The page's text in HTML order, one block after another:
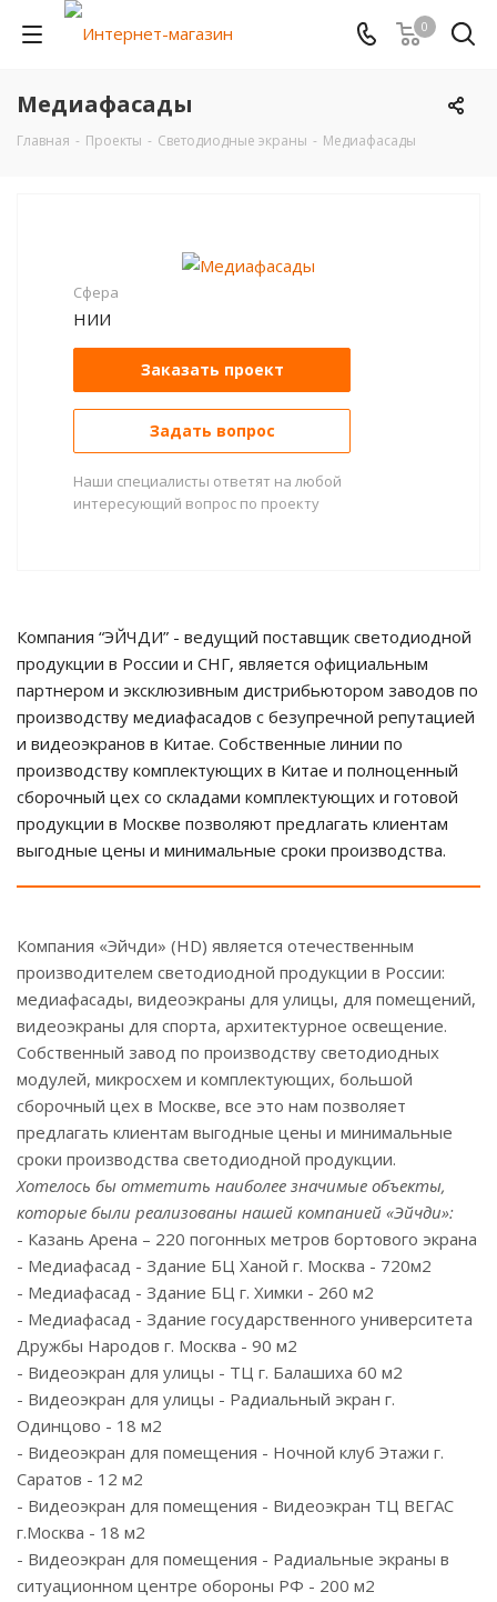
0
Медиафасады
Главная - Проекты - Светодиодные экраны - Медиафасады
Сфера
НИИ
Заказать проект
Задать вопрос
Наши специалисты ответят на любой
интересующий вопрос по проекту
Компания “ЭЙЧДИ” - ведущий поставщик светодиодной
продукции в России и СНГ, является официальным
партнером и эксклюзивным дистрибьютором заводов по
производству медиафасадов с безупречной репутацией
и видеоэкранов в Китае. Собственные линии по
производству комплектующих в Китае и полноценный
сборочный цех со складами комплектующих и готовой
продукции в Москве позволяют предлагать клиентам
выгодные цены и минимальные сроки производства.
Компания «Эйчди» (НD) является отечественным
производителем светодиодной продукции в России:
медиафасады, видеоэкраны для улицы, для помещений,
видеоэкраны для спорта, архитектурное освещение.
Собственный завод по производству светодиодных
модулей, микросхем и комплектующих, большой
сборочный цех в Москве, все это нам позволяет
предлагать клиентам выгодные цены и минимальные
сроки производства светодиодной продукции.
Хотелось бы отметить наиболее значимые объекты,
которые были реализованы нашей компанией «Эйчди»:
- Казань Арена – 220 погонных метров бортового экрана
- Медиафасад - Здание БЦ Ханой г. Москва - 720м2
- Медиафасад - Здание БЦ г. Химки - 260 м2
- Медиафасад - Здание государственного университета
Дружбы Народов г. Москва - 90 м2
- Видеоэкран для улицы - ТЦ г. Балашиха 60 м2
- Видеоэкран для улицы - Радиальный экран г.
Одинцово - 18 м2
- Видеоэкран для помещения - Ночной клуб Этажи г.
Саратов - 12 м2
- Видеоэкран для помещения - Видеоэкран ТЦ ВЕГАС
г.Москва - 18 м2
- Видеоэкран для помещения - Радиальные экраны в
ситуационном центре обороны РФ - 200 м2